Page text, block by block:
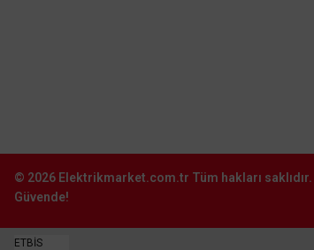
© 2026 Elektrikmarket.com.tr Tüm hakları saklıdır.
Güvende!
ETBİS